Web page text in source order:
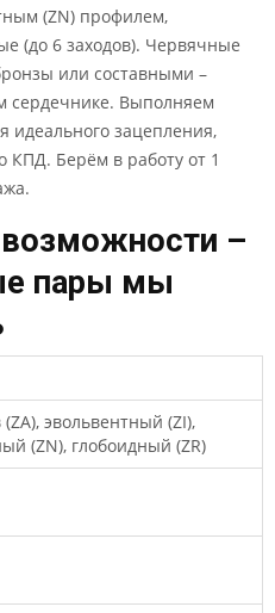
(ZN) профилем,
(до 6 заходов). Червячные
или составными –
сердечнике. Выполняем
идеального зацепления,
КПД. Берём в работу от 1
–
пары мы
эвольвентный (ZI),
(ZN), глобоидный (ZR)